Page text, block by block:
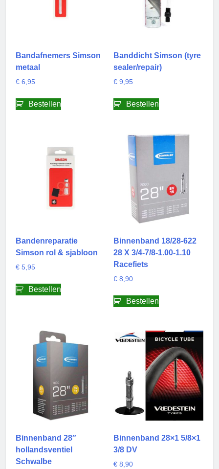
Bandafnemers Simson
metaal
€ 6,95
Bestellen
Banddicht Simson (tyre
sealer/repair)
€9,95
Bestellen
Bandenreparatie
Simson rol & sjabloon
€ 5,95
Bestellen
Binnenband 18/28-622
28 X 3/4-7/8-1.00-1.10
Racefiets
€8,90
Bestellen
Binnenband 28″
hollandsventiel
Schwalbe
Binnenband 28×1 5/8×1
3/8 DV
€8,90